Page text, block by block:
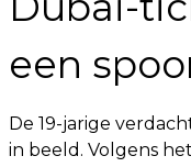
een
De 19-jarige
in beeld. Volgens het